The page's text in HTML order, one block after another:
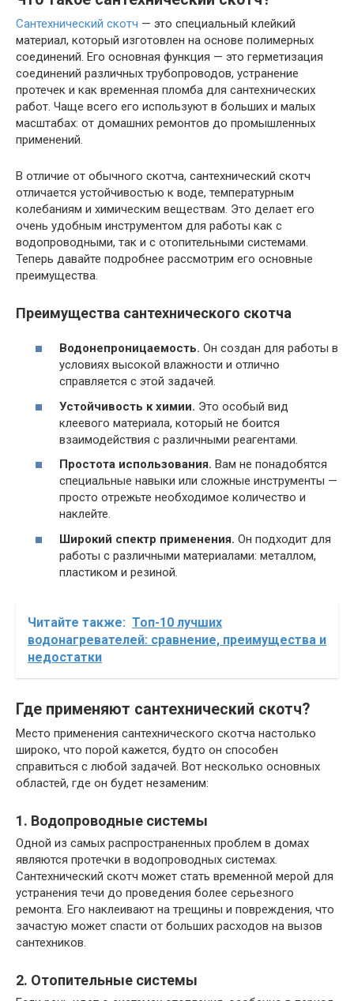
Сантехнический скотч — это специальный клейкий
материал, который изготовлен на основе полимерных
соединений. Его основная функция — это герметизация
соединений различных трубопроводов, устранение
протечек и как временная пломба для сантехнических
работ. Чаще всего его используют в больших и малых
масштабах: от домашних ремонтов до промышленных
применений.
В отличие от обычного скотча, сантехнический скотч
отличается устойчивостью к воде, температурным
колебаниям и химическим веществам. Это делает его
очень удобным инструментом для работы как с
водопроводными, так и с отопительными системами.
Теперь давайте подробнее рассмотрим его основные
преимущества.
Преимущества сантехнического скотча
Водонепроницаемость. Он создан для работы в
условиях высокой влажности и отлично
справляется с этой задачей.
Устойчивость к химии. Это особый вид
клеевого материала, который не боится
взаимодействия с различными реагентами.
Простота использования. Вам не понадобятся
специальные навыки или сложные инструменты —
просто отрежьте необходимое количество и
наклейте.
Широкий спектр применения. Он подходит для
работы с различными материалами: металлом,
пластиком и резиной.
Читайте также: Топ-10 лучших
водонагревателей: сравнение, преимущества и
недостатки
Где применяют сантехнический скотч?
Место применения сантехнического скотча настолько
широко, что порой кажется, будто он способен
справиться с любой задачей. Вот несколько основных
областей, где он будет незаменим:
1. Водопроводные системы
Одной из самых распространенных проблем в домах
являются протечки в водопроводных системах.
Сантехнический скотч может стать временной мерой для
устранения течи до проведения более серьезного
ремонта. Его наклеивают на трещины и повреждения, что
зачастую может спасти от больших расходов на вызов
сантехников.
2. Отопительные системы